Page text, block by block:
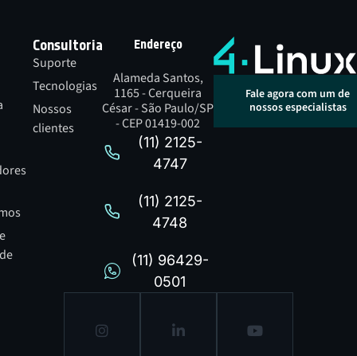
Consultoria
Suporte
Tecnologias
Nossos
clientes
Endereço
Alameda Santos,
1165 - Cerqueira
César - São Paulo/SP
- CEP 01419-002
(11) 2125-
4747
(11) 2125-
4748
(11) 96429-
0501
Fale agora com um de
nossos especialistas